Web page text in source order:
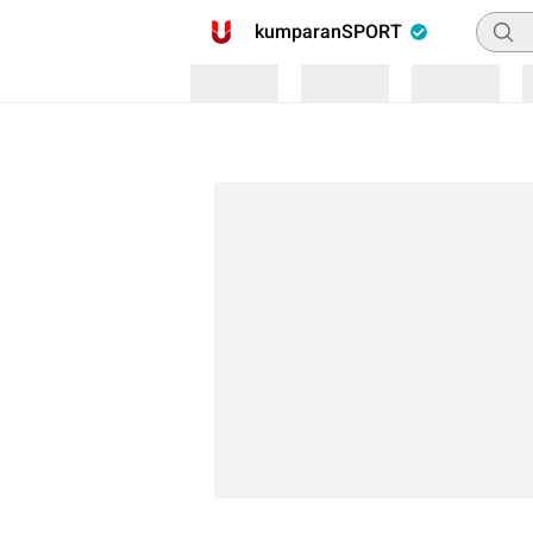
kumparanSPORT